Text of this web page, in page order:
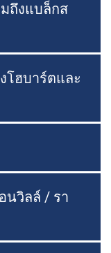
ถึงแบล็กส
โฮบาร์ตและ
นวิลล์ / รา